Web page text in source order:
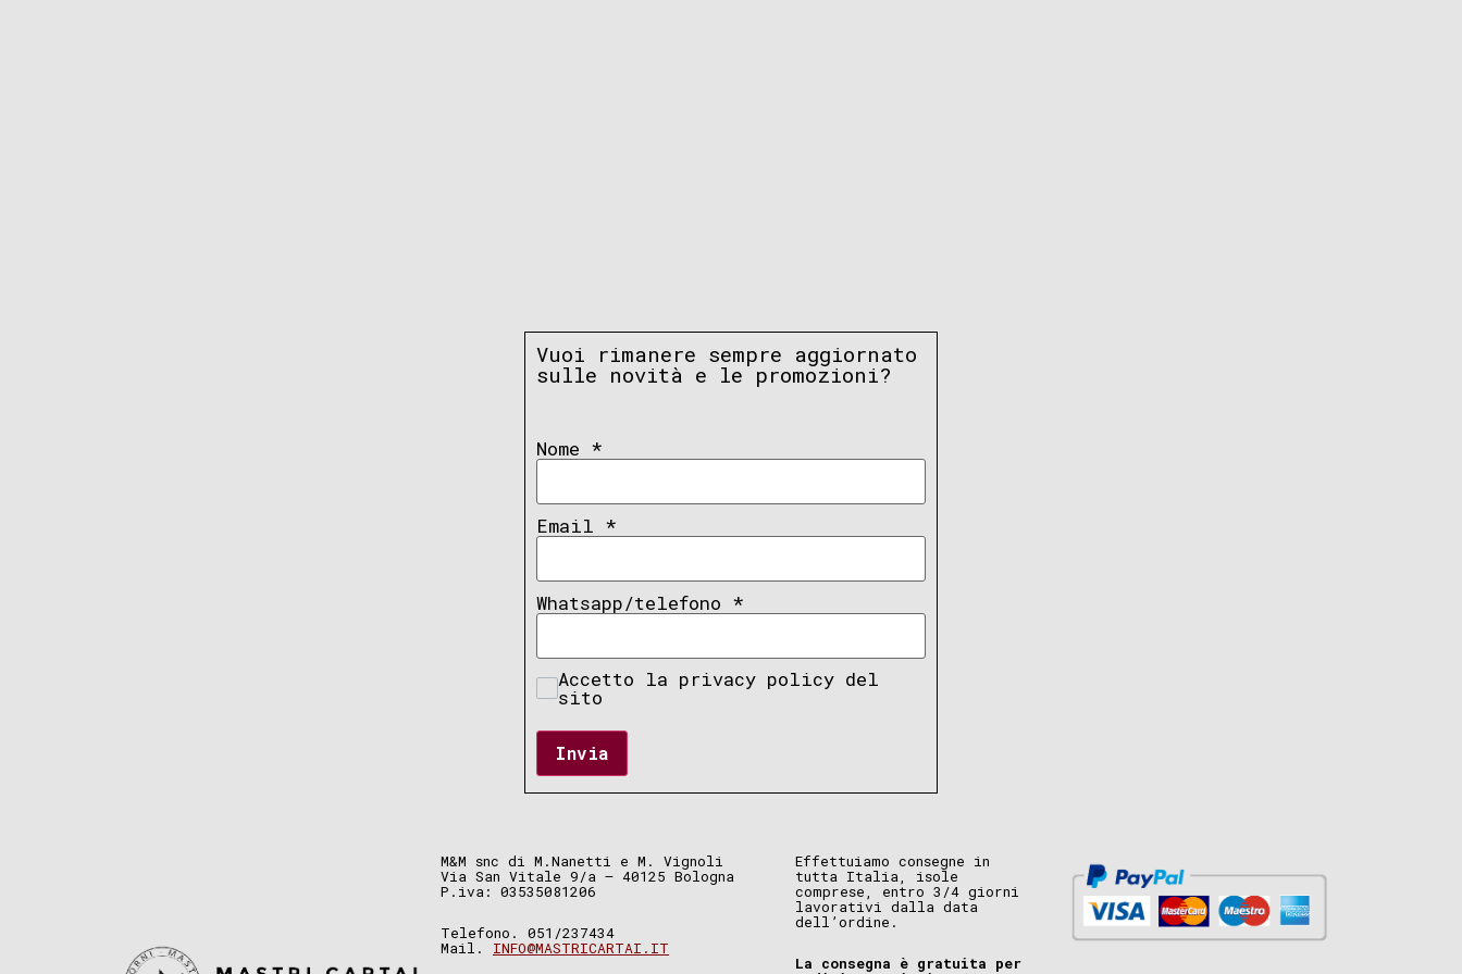
Vuoi rimanere sempre aggiornato
sulle novità e le promozioni?
Nome *
Email *
Whatsapp/telefono *
Accetto la privacy policy del
sito
Invia
M&M snc di M.Nanetti e M. Vignoli
Via San Vitale 9/a – 40125 Bologna
P.iva: 03535081206
Telefono. 051/237434
Mail. INFO@MASTRICARTAI.IT
Effettuiamo consegne in
tutta Italia, isole
comprese, entro 3/4 giorni
lavorativi dalla data
dell’ordine.
La consegna è gratuita per